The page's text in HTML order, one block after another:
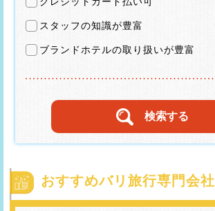
スタッフの知識が豊富
ブランドホテルの取り扱いが豊富
おすすめバリ旅行専門会社